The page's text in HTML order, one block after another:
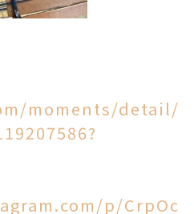
moments/detail/
p/CrpOc